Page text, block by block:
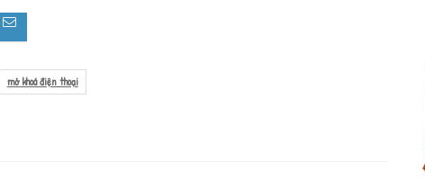
mở khoá điện thoại